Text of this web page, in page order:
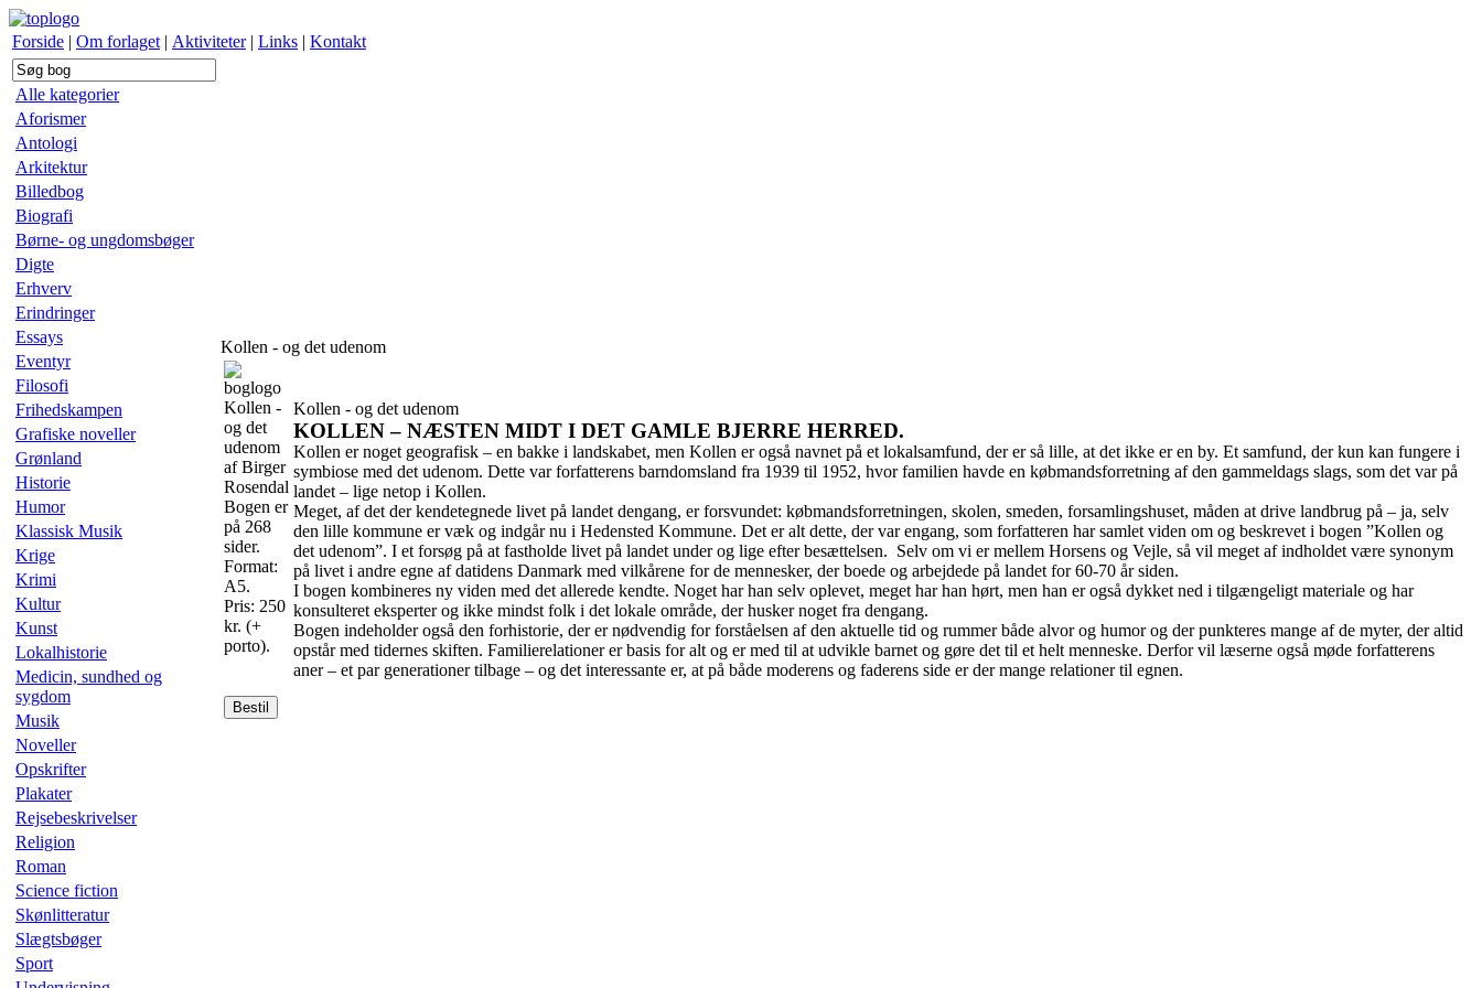
Forside | Om forlaget | Aktiviteter | Links | Kontakt
Alle kategorier
Aforismer
Antologi
Arkitektur
Billedbog
Biografi
Børne- og ungdomsbøger
Digte
Erhverv
Erindringer
Essays
Eventyr
Filosofi
Frihedskampen
Grafiske noveller
Grønland
Historie
Humor
Klassisk Musik
Krige
Krimi
Kultur
Kunst
Lokalhistorie
Medicin, sundhed og
sygdom
Musik
Noveller
Opskrifter
Plakater
Rejsebeskrivelser
Religion
Roman
Science fiction
Skønlitteratur
Slægtsbøger
Sport
Kollen - og det udenom
Kollen -
og det
udenom
af Birger
Rosendal
Bogen er
på 268
sider.
Format:
A5.
Pris: 250
kr. (+
porto).
Bestil
Kollen - og det udenom
KOLLEN – NÆSTEN MIDT I DET GAMLE BJERRE HERRED.
Kollen er noget geografisk – en bakke i landskabet, men Kollen er også navnet på et lokalsamfund, der er så lille, at det ikke er en by. Et samfund, der kun kan fungere i
symbiose med det udenom. Dette var forfatterens barndomsland fra 1939 til 1952, hvor familien havde en købmandsforretning af den gammeldags slags, som det var på
landet – lige netop i Kollen.
Meget, af det der kendetegnede livet på landet dengang, er forsvundet: købmandsforretningen, skolen, smeden, forsamlingshuset, måden at drive landbrug på – ja, selv
den lille kommune er væk og indgår nu i Hedensted Kommune. Det er alt dette, der var engang, som forfatteren har samlet viden om og beskrevet i bogen ”Kollen og
det udenom”. I et forsøg på at fastholde livet på landet under og lige efter besættelsen. Selv om vi er mellem Horsens og Vejle, så vil meget af indholdet være synonym
på livet i andre egne af datidens Danmark med vilkårene for de mennesker, der boede og arbejdede på landet for 60-70 år siden.
I bogen kombineres ny viden med det allerede kendte. Noget har han selv oplevet, meget har han hørt, men han er også dykket ned i tilgængeligt materiale og har
konsulteret eksperter og ikke mindst folk i det lokale område, der husker noget fra dengang.
Bogen indeholder også den forhistorie, der er nødvendig for forståelsen af den aktuelle tid og rummer både alvor og humor og der punkteres mange af de myter, der altid
opstår med tidernes skiften. Familierelationer er basis for alt og er med til at udvikle barnet og gøre det til et helt menneske. Derfor vil læserne også møde forfatterens
aner – et par generationer tilbage – og det interessante er, at på både moderens og faderens side er der mange relationer til egnen.